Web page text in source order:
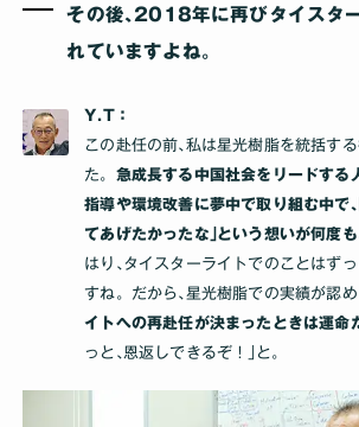
その後､2018年に再びタイスタ
れていますよね｡
Y.T：
この赴任の前､私は星光樹脂を統括す
た。 急成長する中国社会をリードする
指導や環境改善に夢中で取り組む中で
てあげたかったな｣という想いが何度
はり､タイスターライトでのことはず
すね。だから､星光樹脂での実績が認め
イトへの再赴任が決まったときは運命
っと､恩返しできるぞ！｣と｡